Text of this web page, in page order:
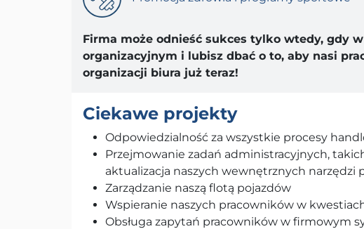
Firma może odnieść sukces tylko wtedy, gdy
organizacyjnym i lubisz dbać o to, aby nasi
organizacji biura już teraz!
Ciekawe projekty
Odpowiedzialność za wszystkie procesy
Przejmowanie zadań administracyjnych,
aktualizacja naszych wewnętrznych narzędzi
Zarządzanie naszą flotą pojazdów
Wspieranie naszych pracowników w
Obsługa zapytań pracowników w firmowym